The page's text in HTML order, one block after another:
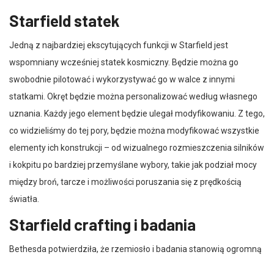
Starfield statek
Jedną z najbardziej ekscytujących funkcji w Starfield jest
wspomniany wcześniej statek kosmiczny. Będzie można go
swobodnie pilotować i wykorzystywać go w walce z innymi
statkami. Okręt będzie można personalizować według własnego
uznania. Każdy jego element będzie ulegał modyfikowaniu. Z tego,
co widzieliśmy do tej pory, będzie można modyfikować wszystkie
elementy ich konstrukcji – od wizualnego rozmieszczenia silników
i kokpitu po bardziej przemyślane wybory, takie jak podział mocy
między broń, tarcze i możliwości poruszania się z prędkością
światła.
Starfield crafting i badania
Bethesda potwierdziła, że rzemiosło i badania stanowią ogromną